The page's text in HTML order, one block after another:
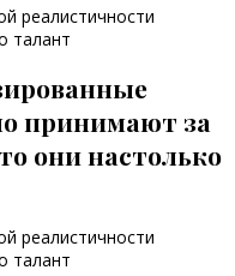
принимают за
они настолько